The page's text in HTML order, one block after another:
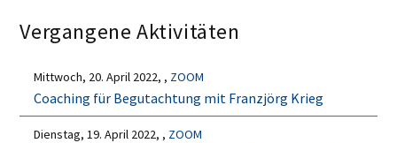
Vergangene Aktivitäten
Mittwoch, 20. April 2022, , ZOOM
Coaching für Begutachtung mit Franzjörg Krieg
Dienstag, 19. April 2022, , ZOOM